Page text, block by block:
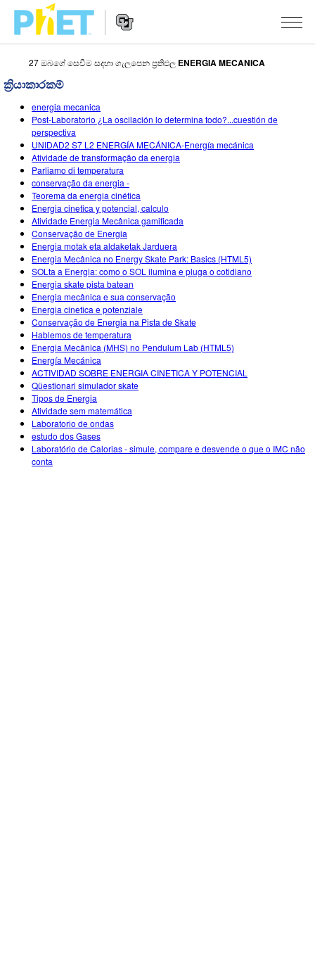
PhET
අඩවිය
සොයන්න
Website
Navigation
අනුහුරුකරණ
All Sims
භොතික විද්‍යාව
ගණිතය
රසායන විද්‍යාව
භූගෝල විද්‍යාව
ජීව විද්‍යාව
පරිවර්තනය කරනලද අනුහුරුකරණ
Customizable Sims
STUDIO
About Studio
Customizable Sims
Start a Free Trial
Purchase a License
TEACHING
ක්‍රියාකාරකම් සෙවීම
ඔබගේ ක්‍රියාකාරකම් බෙදාගන්න
Activity Contribution Guidelines
Virtual Workshops
Professional Learning with PhET
Teaching with PhET
පර්යේෂණ
INITIATIVES
Inclusive Design
PhET Global
Data Fluency
DEIB in STEM Ed
SceneryStack OSE
Impact Report
පුරන්න / ලියාපදිංචි වන්න
පුරන්න / ලියාපදිංචි වන්න
27 ඔබගේ සෙවීම සදහා ගැලපෙන ප්‍රතිඵල ENERGIA MECANICA
ක්‍රියාකාරකම්
energia mecanica
Post-Laboratorio ¿La oscilación lo determina todo?...cuestión de
perspectiva
UNIDAD2 S7 L2 ENERGÍA MECÁNICA-Energía mecánica
Atividade de transformação da energia
Parliamo di temperatura
conservação da energia -
Teorema da energia cinética
Energia cinetica y potencial, calculo
Atividade Energia Mecânica gamificada
Conservação de Energia
Energia motak eta aldaketak Jarduera
Energia Mecânica no Energy Skate Park: Basics (HTML5)
SOLta a Energia: como o SOL ilumina e pluga o cotidiano
Energia skate pista batean
Energia mecânica e sua conservação
Energia cinetica e potenziale
Conservação de Energia na Pista de Skate
Hablemos de temperatura
Energia Mecânica (MHS) no Pendulum Lab (HTML5)
Energía Mecánica
ACTIVIDAD SOBRE ENERGIA CINETICA Y POTENCIAL
Qüestionari simulador skate
Tipos de Energia
Atividade sem matemática
Laboratorio de ondas
estudo dos Gases
Laboratório de Calorias - simule, compare e desvende o que o IMC não
conta